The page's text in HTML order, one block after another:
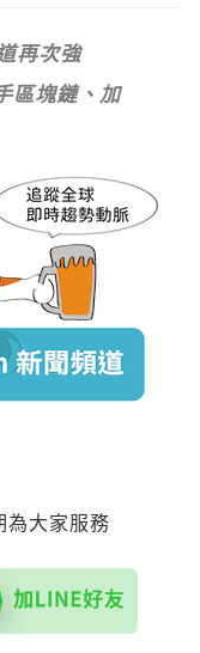
再次強
區塊鏈、加
大家服務